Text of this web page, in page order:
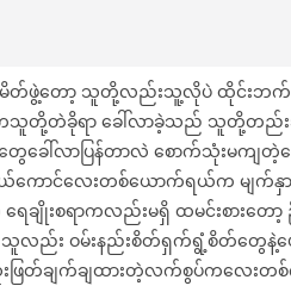
မိတ်ဖွဲ့တော့ သူတို့လည်းသူ့လိုပဲ ထိုင်းဘ
သူတို့တဲခိုရာ ခေါ်လာခဲ့သည် သူတို့တည်းခို
ေါ်လာပြန်တာလဲ စောက်သုံးမကျတဲ့
ောင်လေးတစ်ယောက်ရယ်က မျက်နှာ
ေချိုးစရာကလည်းမရှိ ထမင်းစားတော့
ည်း ဝမ်းနည်းစိတ်ရှက်ရွံ့စိတ်တွေနဲ့ပေ
ြတ်ချက်ချထားတဲ့လက်စွပ်ကလေးတစ်